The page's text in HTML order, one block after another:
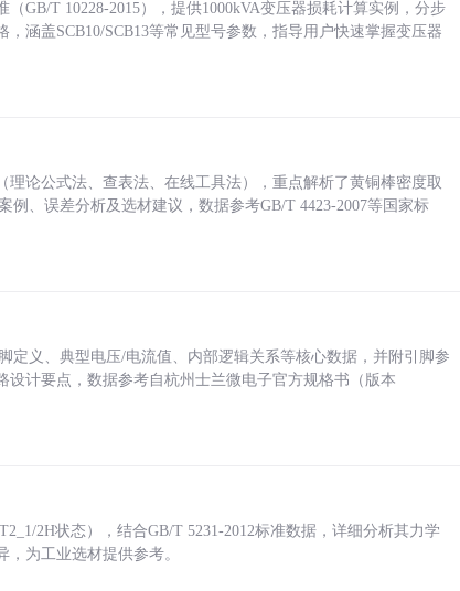
GB/T 10228-2015），提供1000kVA变压器损耗计算实例，分步
涵盖SCB10/SCB13等常见型号参数，指导用户快速掌握变压器
论公式法、查表法、在线工具法），重点解析了黄铜棒密度取
例、误差分析及选材建议，数据参考GB/T 4423-2007等国家标
定义、典型电压/电流值、内部逻辑关系等核心数据，并附引脚参
计要点，数据参考自杭州士兰微电子官方规格书（版本
2H状态），结合GB/T 5231-2012标准数据，详细分析其力学
为工业选材提供参考。